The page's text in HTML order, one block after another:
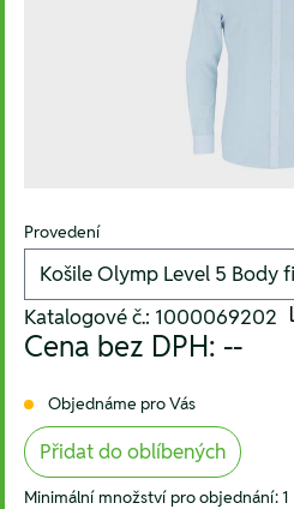
Provedení
Katalogové č.: 1000069202
Cena bez DPH: --
Objednáme pro Vás
Přidat do oblíbených
Minimální množství pro objednání: 1